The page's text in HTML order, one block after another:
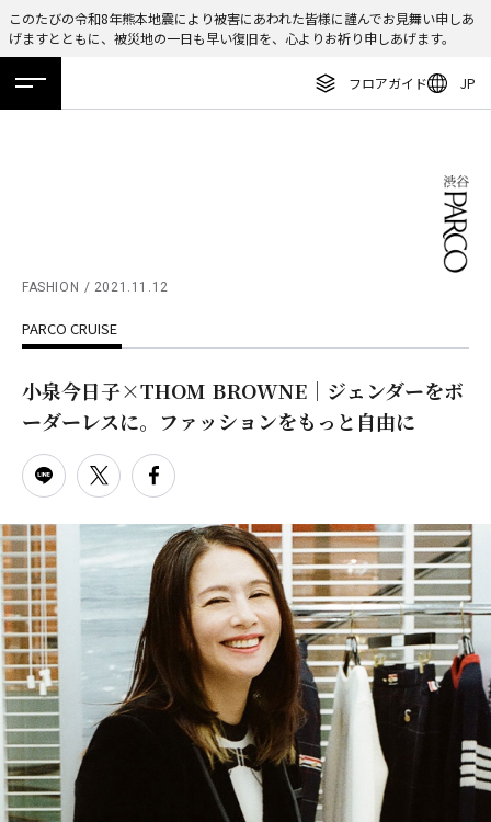
このたびの令和8年熊本地震により被害にあわれた皆様に謹んでお見舞い申しあ
げますとともに、被災地の一日も早い復旧を、心よりお祈り申しあげます。
フロアガイド JP
ホーム 特集 ニュース イベント アクセス
ニュース
特集
TAX FREE
DELIVERY SERVICES
PARCOメンバーズ
オンラインストア
リクルート
ENGLISH
繁体字
日本語
FASHION 2021.11.12
PARCO CRUISE
小泉今日子×THOM BROWNE｜ジェンダーをボ
ーダーレスに。ファッションをもっと自由に